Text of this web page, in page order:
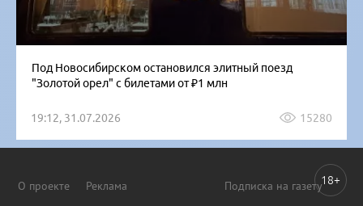
Под Новосибирском остановился элитный поезд
"Золотой орел" с билетами от ₽1 млн
19:12, 31.07.2026 15280
О проекте Реклама Подписка на газету18+